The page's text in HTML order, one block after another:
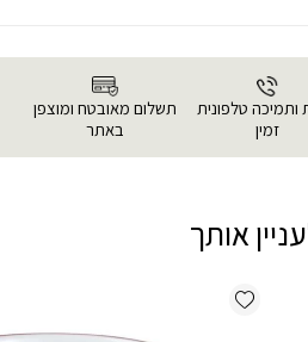
ותמיכה טלפונית
זמין
תשלום מאובטח ומוצפן
באתר
אותך
Add wishlist